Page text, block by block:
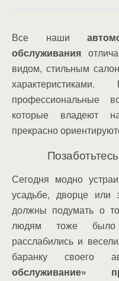
Все наши
обслуживания
видом, стильным
профессиональные
которые владеют
прекрасно
Сегодня модно
усадьбе, дворце или
должны подумать о
людям тоже было
расслабились и
баранку своего
обслуживание»